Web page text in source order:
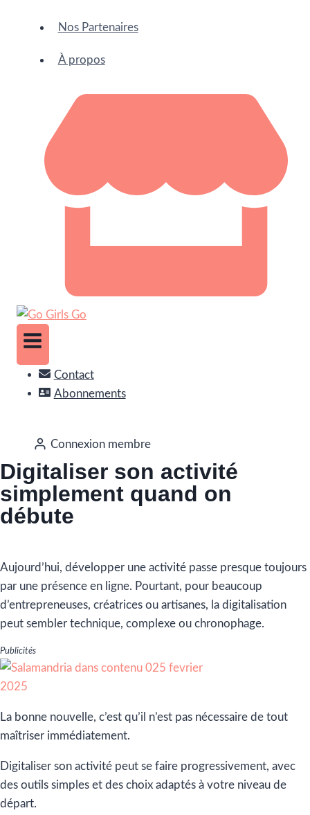
Nos Partenaires
À propos
Contact
Abonnements
Connexion membre
Digitaliser son activité
simplement quand on
débute
Aujourd’hui, développer une activité passe presque toujours
par une présence en ligne. Pourtant, pour beaucoup
d’entrepreneuses, créatrices ou artisanes, la digitalisation
peut sembler technique, complexe ou chronophage.
Publicités
La bonne nouvelle, c’est qu’il n’est pas nécessaire de tout
maîtriser immédiatement.
Digitaliser son activité peut se faire progressivement, avec
des outils simples et des choix adaptés à votre niveau de
départ.